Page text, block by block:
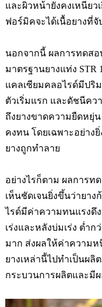
และผิวหน้ายังคงเหนีย
ฟอร์มิคจะได้เนื้อยางที่
นอกจากนี้ ผลการทดสอ
มาตรฐานยางแท่ง STR
แคลเซียมคลอไรด์มีป
ตัวเริ่มแรก และดัชนีคว
ถึงยางขาดความยืดหยุ่
คงทน โดยเฉพาะอย่าง
ยางถูกทำลาย
อย่างไรก็ตาม ผลการท
เห็นชัดเจนยิ่งขึ้นว่ายา
ไรด์มีค่าความทนแรงดึ
เร่งและหลังบ่มเร่ง ต่ำ
มาก ส่งผลให้ค่าความ
ยางเหล่านี้ไปทำเป็นผ
กระบวนการผลิตและมี